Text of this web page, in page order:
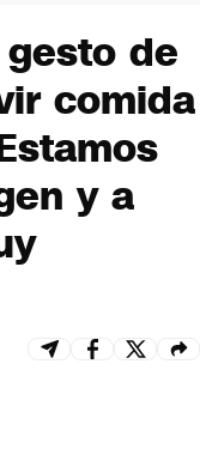
de
comida
y a